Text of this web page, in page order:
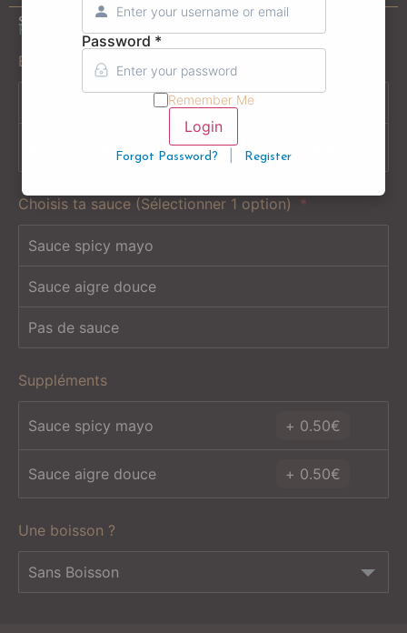
Brochettes
Choisis ta sauce (Sélectionner 1 option)
Sauce spicy mayo
Sauce aigre douce
Pas de sauce
Suppléments
Sauce spicy mayo 0.50€
Sauce aigre douce 0.50€
Une boisson ?
SAVEURS
Poulet
Password *
Remember Me
Login
Forgot Password? Register